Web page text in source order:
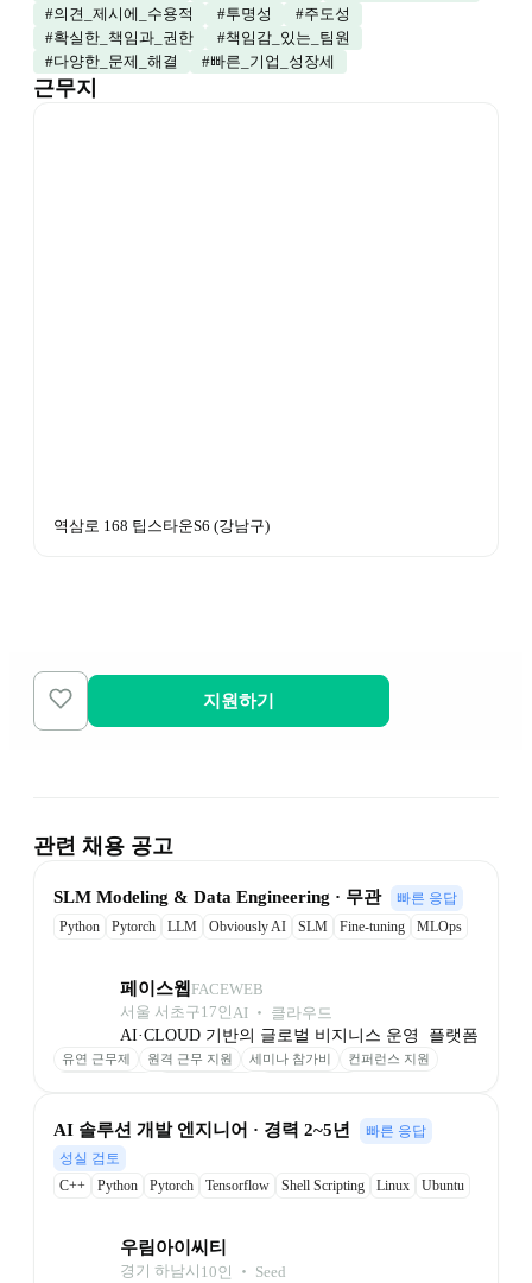
#의견_제시에_수용적 #투명성 #주도성
#확실한_책임과_권한 #책임감_있는_팀원
#다양한_문제_해결 #빠른_기업_성장세
근무지
역삼로 168 팁스타운S6 (강남구)
지원하기
관련 채용 공고
﻿SLM Modeling & Data ﻿﻿Engineering · 무관
빠른 응답
Python
Pytorch LLM Obviously AI SLM Fine-tuning
MLOps
페이스웹FACEWEB
서울 서초구17인AI ‧ 클라우드
AI·CLOUD 기반의 글로벌 비지니스 운영  플랫폼
유연 근무제 원격 근무 지원 세미나 참가비
컨퍼런스 지원
AI 솔루션 개발 엔지니어 · 경력 2~5년
빠른 응답
성실 검토
C++
Python Pytorch Tensorflow Shell Scripting Linux Ubuntu
우림아이씨티
경기 하남시 10인 ‧ Seed